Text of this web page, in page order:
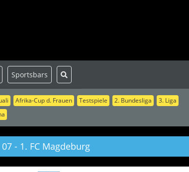
Afrika-Cup d. Frauen Testspiele 2. Bundesliga
3. Liga
Sportsbars
- 1. FC Magdeburg